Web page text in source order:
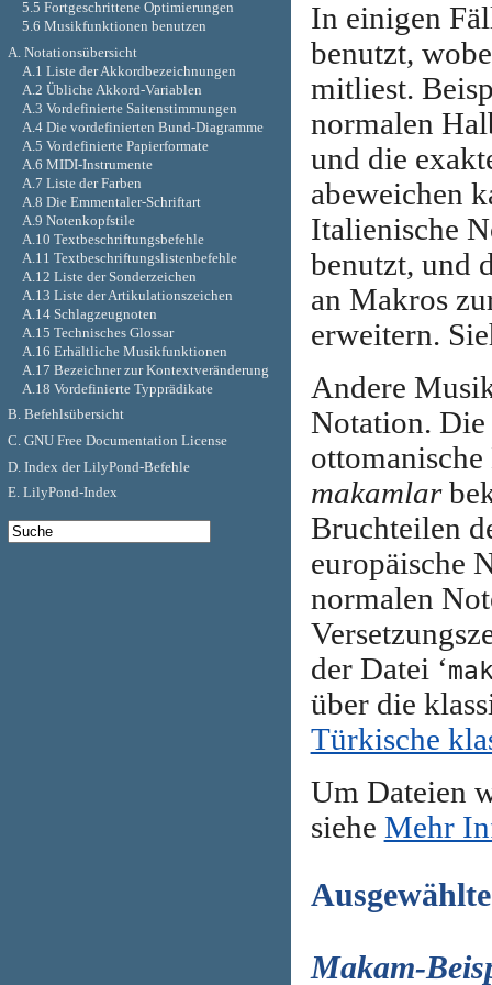
In einigen
benutzt,
mitliest.
normalen
und die
abeweichen
Italienische
benutzt, und
an Makros
erweitern.
Andere
Notation. Die
makamlar
Bruchteilen
europäische
normalen
der Datei ‘
über die
Türkische
Um Dateien
siehe Mehr
Makam-
5.5 Fortgeschrittene Optimierungen
5.6 Musikfunktionen benutzen
A. Notationsübersicht
A.1 Liste der Akkordbezeichnungen
A.2 Übliche Akkord-Variablen
A.3 Vordefinierte Saitenstimmungen
A.4 Die vordefinierten Bund-Diagramme
A.5 Vordefinierte Papierformate
A.6 MIDI-Instrumente
A.7 Liste der Farben
A.8 Die Emmentaler-Schriftart
A.9 Notenkopfstile
A.10 Textbeschriftungsbefehle
A.11 Textbeschriftungslistenbefehle
A.12 Liste der Sonderzeichen
A.13 Liste der Artikulationszeichen
A.14 Schlagzeugnoten
A.15 Technisches Glossar
A.16 Erhältliche Musikfunktionen
A.17 Bezeichner zur Kontextveränderung
A.18 Vordefinierte Typprädikate
B. Befehlsübersicht
C. GNU Free Documentation License
D. Index der LilyPond-Befehle
E. LilyPond-Index